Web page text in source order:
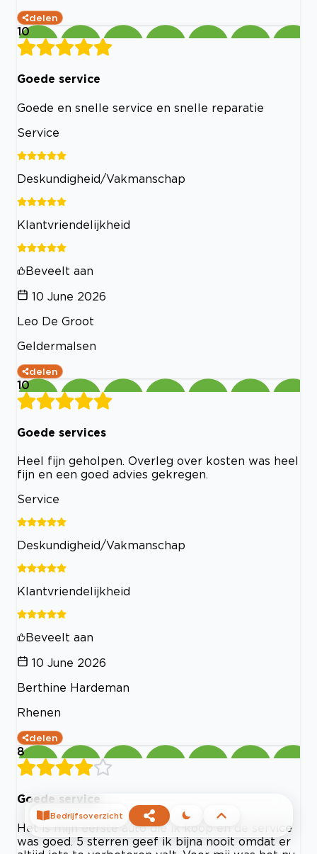
delen
10
Goede service
Goede en snelle service en snelle reparatie
Service
Deskundigheid/Vakmanschap
Klantvriendelijkheid
Beveelt aan
10 June 2026
Leo De Groot
Geldermalsen
delen
10
Goede services
Heel fijn geholpen. Overleg over kosten was heel
fijn en een goed advies gekregen.
Service
Deskundigheid/Vakmanschap
Klantvriendelijkheid
Beveelt aan
10 June 2026
Berthine Hardeman
Rhenen
delen
8
Goede service
Het is mijn eerste auto die ik koop en de service
was goed. 5 sterren geef ik bijna nooit omdat er
Bedrijfsoverzicht